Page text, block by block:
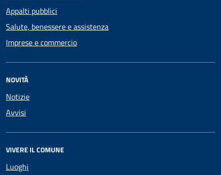
Appalti pubblici
Salute, benessere e assistenza
Imprese e commercio
NOVITÀ
Notizie
Avvisi
VIVERE IL COMUNE
Luoghi